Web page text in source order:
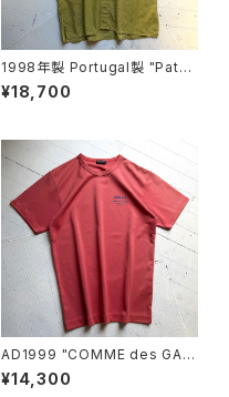
1998年製 Portugal製 "Patag
onia" AC print shirt
¥18,700
AD1999 "COMME des GAR
ÇONS HOMME PLUS" S/S
T-shirt
¥14,300